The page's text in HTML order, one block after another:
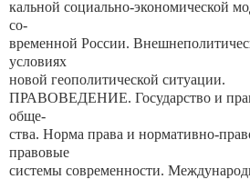
кальной социально-экономической
со-
временной России.
условиях
новой геополитической ситуации.
ПРАВОВЕДЕНИЕ. Государство и
обще-
ства. Норма права и нормативно-
правовые
системы современности.